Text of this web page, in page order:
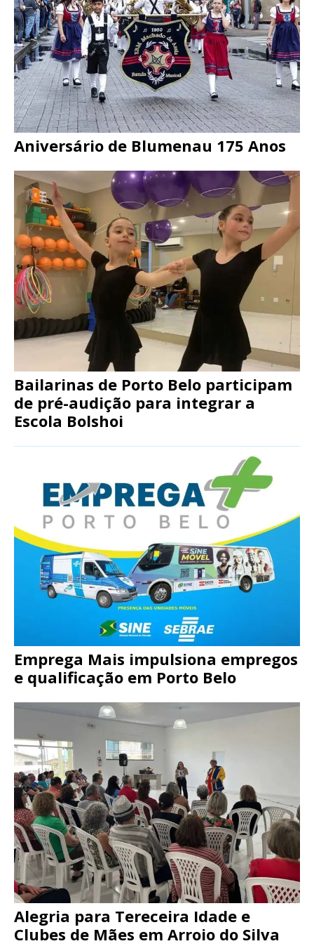
Aniversário de Blumenau 175 Anos
Bailarinas de Porto Belo participam
de pré-audição para integrar a
Escola Bolshoi
Emprega Mais impulsiona empregos
e qualificação em Porto Belo
Alegria para Tereceira Idade e
Clubes de Mães em Arroio do Silva